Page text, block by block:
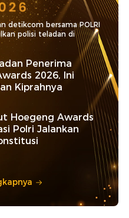
detikcom bersama POLRI
polisi teladan di
Penerima
2026, Ini
Kiprahnya
Hoegeng Awards
Polri Jalankan